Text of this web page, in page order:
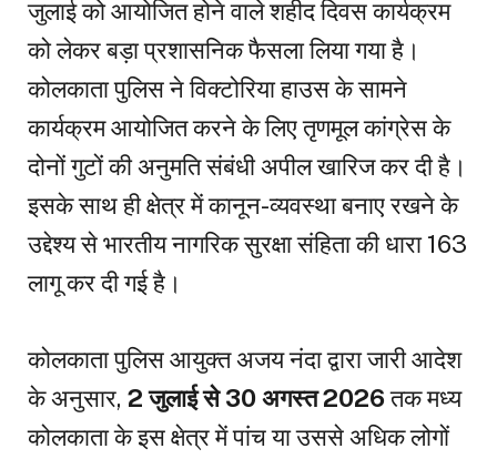
जुलाई को आयोजित होने वाले शहीद दिवस कार्यक्रम
को लेकर बड़ा प्रशासनिक फैसला लिया गया है।
कोलकाता पुलिस ने विक्टोरिया हाउस के सामने
कार्यक्रम आयोजित करने के लिए तृणमूल कांग्रेस के
दोनों गुटों की अनुमति संबंधी अपील खारिज कर दी है।
इसके साथ ही क्षेत्र में कानून-व्यवस्था बनाए रखने के
उद्देश्य से भारतीय नागरिक सुरक्षा संहिता की धारा 163
लागू कर दी गई है।
कोलकाता पुलिस आयुक्त अजय नंदा द्वारा जारी आदेश
के अनुसार, 2 जुलाई से 30 अगस्त 2026तक मध्य
कोलकाता के इस क्षेत्र में पांच या उससे अधिक लोगों